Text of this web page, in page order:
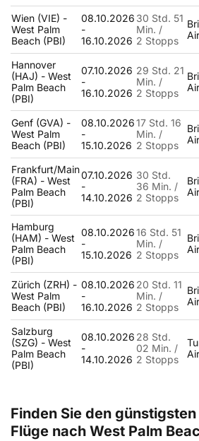
Wien (VIE) -
West Palm
Beach (PBI)
08.10.2026
-
16.10.2026
30 Std. 51
Min. /
2 Stopps
Hannover
(HAJ) - West
Palm Beach
(PBI)
07.10.2026
-
16.10.2026
29 Std. 21
Min. /
2 Stopps
Genf (GVA) -
West Palm
Beach (PBI)
08.10.2026
-
15.10.2026
17 Std. 16
Min. /
2 Stopps
Frankfurt/Main
(FRA) - West
Palm Beach
(PBI)
07.10.2026
-
14.10.2026
30 Std.
36 Min. /
2 Stopps
Hamburg
(HAM) - West
Palm Beach
(PBI)
08.10.2026
-
15.10.2026
16 Std. 51
Min. /
2 Stopps
Zürich (ZRH) -
West Palm
Beach (PBI)
08.10.2026
-
16.10.2026
20 Std. 11
Min. /
2 Stopps
Salzburg
(SZG) - West
Palm Beach
(PBI)
08.10.2026
-
14.10.2026
28 Std.
02 Min. /
2 Stopps
Finden Sie den
Flüge nach West Palm